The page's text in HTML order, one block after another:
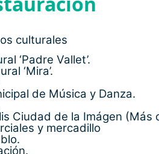
culturales
‘Padre Vallet’.
‘Mira’.
de Música y Danza.
Ciudad de la Imágen
y mercadillo